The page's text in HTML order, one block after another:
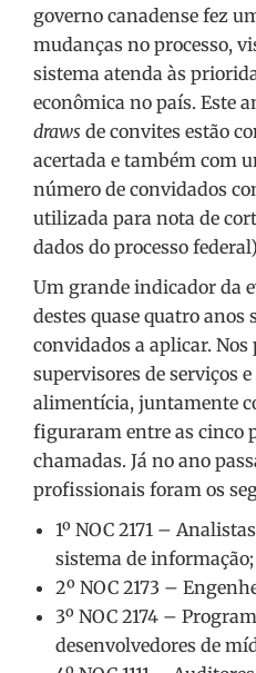
governo canadense fez
mudanças no processo,
sistema atenda às
econômica no país. Este
draws de convites estão
acertada e também com
número de convidados
utilizada para nota de
dados do processo
Um grande indicador da
destes quase quatro anos
convidados a aplicar.
supervisores de serviços
alimentícia, juntamente
figuraram entre as cinco
chamadas. Já no ano
profissionais foram os
1º NOC 2171 –
sistema de informação;
2º NOC 2173 –
3º NOC 2174 –
desenvolvedores de